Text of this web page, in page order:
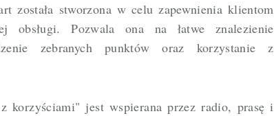
została stworzona w celu zapewnienia klientom
obsługi. Pozwala ona na łatwe znalezienie
zebranych punktów oraz korzystanie z
korzyściami" jest wspierana przez radio, prasę i